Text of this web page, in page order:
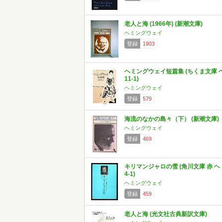
老人と海 (1966年) (新潮文庫)
ヘミングウェイ
登録
1903
ヘミングウェイ短篇集 (ちくま文庫
11-1)
ヘミングウェイ
登録
579
海流のなかの島々（下） (新潮文庫)
ヘミングウェイ
登録
469
キリマンジャロの雪 (角川文庫 赤 ヘ
4-1)
ヘミングウェイ
登録
459
老人と海 (光文社古典新訳文庫)